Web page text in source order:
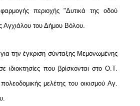
περιοχής "Δυτικά της οδού
Αγχιάλου του Δήμου Βόλου.
την έγκριση σύνταξης Μεμονωμένης
σειδιοκτησίες που βρίσκονται στο Ο.Τ.
μελέτης τουοικισμού Αγ.